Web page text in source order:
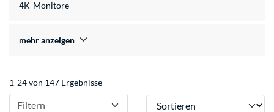
4K-Monitore
mehr anzeigen
1-24 von 147 Ergebnisse
Filtern Sortieren